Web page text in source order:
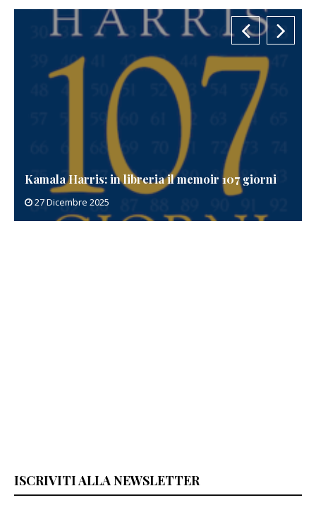
Kamala Harris: in libreria il memoir 107 giorni
27 Dicembre 2025
ISCRIVITI ALLA NEWSLETTER